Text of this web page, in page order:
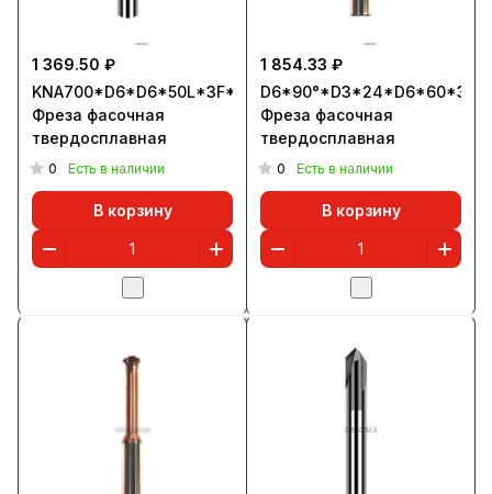
1 369.50 ₽
KNA700*D6*D6*50L*3F*90°
Фреза фасочная
твердосплавная
0 Есть в наличии
В корзину
1 854.33 ₽
D6*90°*D3*24*D6*60*3T
Фреза фасочная
твердосплавная
0 Есть в наличии
В корзину